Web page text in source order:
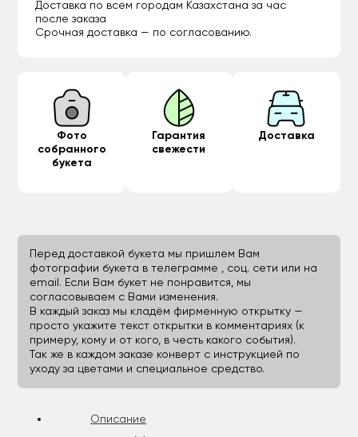
Доставка по всем городам Казахстана за час
после заказа
Срочная доставка — по согласованию.
Фото
собранного
букета
Гарантия
свежести
Доставка
Перед доставкой букета мы пришлем Вам
фотографии букета в телеграмме , соц. сети или на
email. Если Вам букет не понравится, мы
согласовываем с Вами изменения.
В каждый заказ мы кладём фирменную открытку —
просто укажите текст открытки в комментариях (к
примеру, кому и от кого, в честь какого события).
Так же в каждом заказе конверт с инструкцией по
уходу за цветами и специальное средство.
Описание